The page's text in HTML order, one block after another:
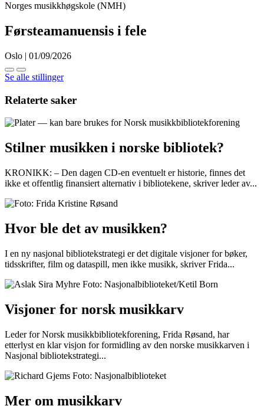
Norges musikkhøgskole (NMH)
Førsteamanuensis i fele
Oslo | 01/09/2026
Se alle stillinger
Relaterte saker
Stilner musikken i norske bibliotek?
KRONIKK: – Den dagen CD-en eventuelt er historie, finnes det
ikke et offentlig finansiert alternativ i bibliotekene, skriver leder av...
Hvor ble det av musikken?
I en ny nasjonal bibliotekstrategi er det digitale visjoner for bøker,
tidsskrifter, film og dataspill, men ikke musikk, skriver Frida...
Visjoner for norsk musikkarv
Leder for Norsk musikkbibliotekforening, Frida Røsand, har
etterlyst en klar visjon for formidling av den norske musikkarven i
Nasjonal bibliotekstrategi...
Mer om musikkarv